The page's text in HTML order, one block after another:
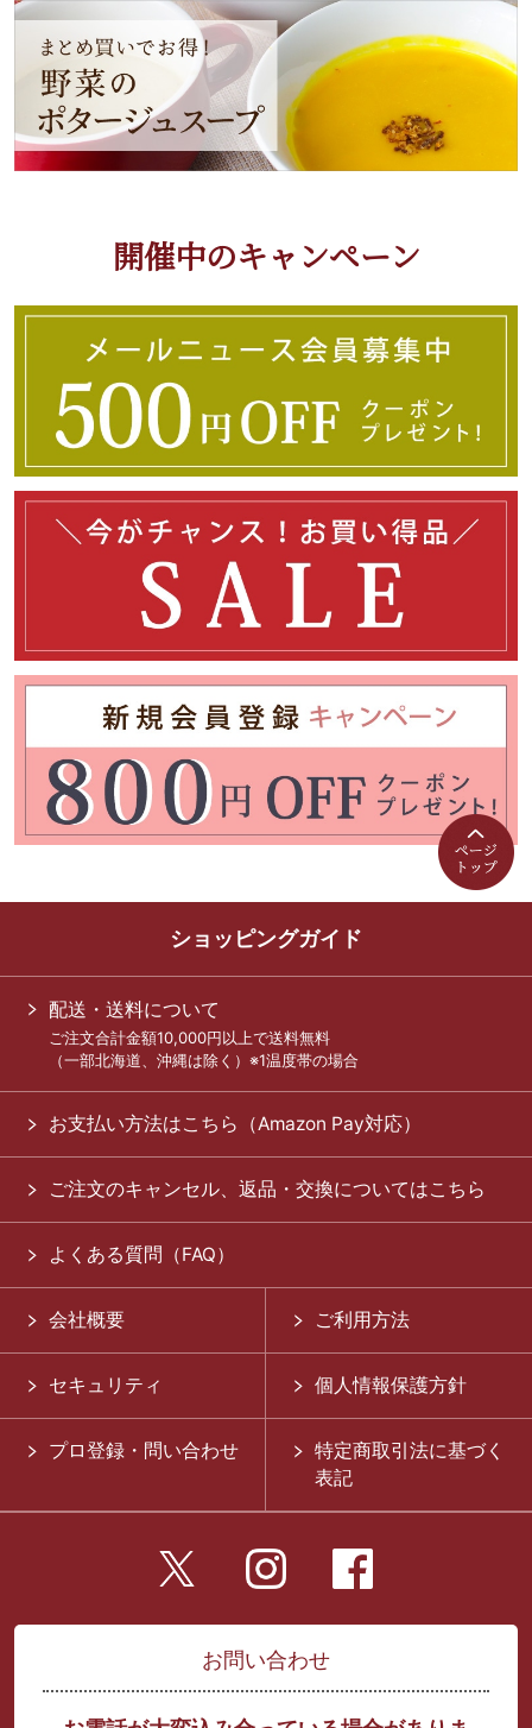
開催中のキャンペーン
ショッピングガイド
配送・送料について
ご注文合計金額10,000円以上で送料無料
（一部北海道、沖縄は除く）※1温度帯の場合
お支払い方法はこちら（Amazon Pay対応）
ご注文のキャンセル、返品・交換についてはこちら
よくある質問（FAQ）
会社概要 ご利用方法
セキュリティ 個人情報保護方針
プロ登録・問い合わせ
特定商取引法に基づく
表記
お問い合わせ